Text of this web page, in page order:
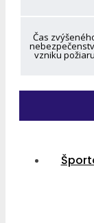
Čas
vzniku požiaru